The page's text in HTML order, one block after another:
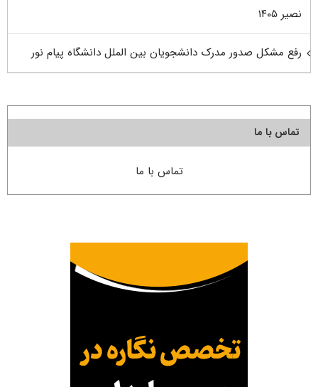
نصیر ۱۴۰۵
رفع مشکل صدور مدرک دانشجویان بین الملل دانشگاه پیام نور
تماس با ما
تماس با ما